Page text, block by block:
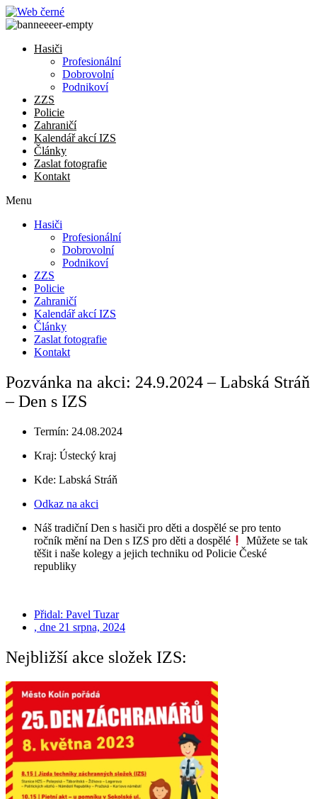
Přejít
k
Hasiči
Profesionální
Dobrovolní
Podnikoví
ZZS
Policie
Zahraničí
Kalendář akcí IZS
Články
Zaslat fotografie
Kontakt
Menu
Hasiči
Profesionální
Dobrovolní
Podnikoví
ZZS
Policie
Zahraničí
Kalendář akcí IZS
Články
Zaslat fotografie
Kontakt
Pozvánka na akci: 24.9.2024 – Labská Stráň
– Den s IZS
Termín: 24.08.2024
Kraj: Ústecký kraj
Kde: Labská Stráň
Odkaz na akci
Náš tradiční Den s hasiči pro děti a dospělé se pro tento
ročník mění na Den s IZS pro děti a dospělé
Můžete se tak
těšit i naše kolegy a jejich techniku od Policie České
republiky
Přidal: Pavel Tuzar
, dne 21 srpna, 2024
Nejbližší akce složek IZS: